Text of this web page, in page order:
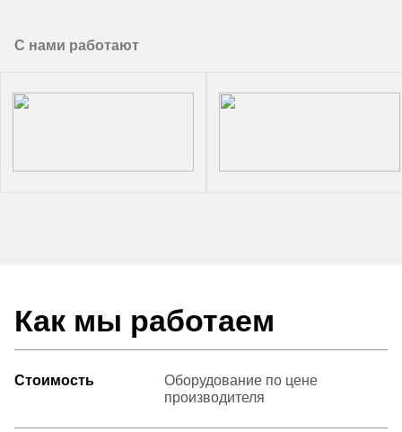
С нами работают
Как мы работаем
Стоимость
Оборудование по цене
производителя